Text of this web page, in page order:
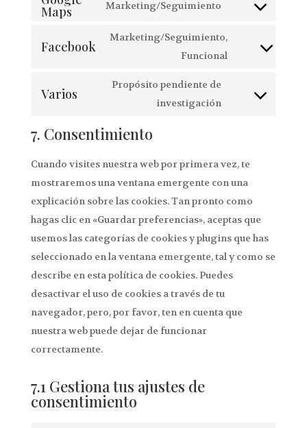
cookie-
Maps Marketing/Seguimiento
Consent
service
Facebook
Marketing/Seguimiento,
Funcional
Consent
service
Varios
Propósito pendiente de
investigación
Consent
7. Consentimiento
Cuando visites nuestra web por primera vez, te
mostraremos una ventana emergente con una
explicación sobre las cookies. Tan pronto como
hagas clic en «Guardar preferencias», aceptas que
usemos las categorías de cookies y plugins que has
seleccionado en la ventana emergente, tal y como se
describe en esta política de cookies. Puedes
desactivar el uso de cookies a través de tu
navegador, pero, por favor, ten en cuenta que
nuestra web puede dejar de funcionar
correctamente.
7.1 Gestiona tus ajustes de
consentimiento